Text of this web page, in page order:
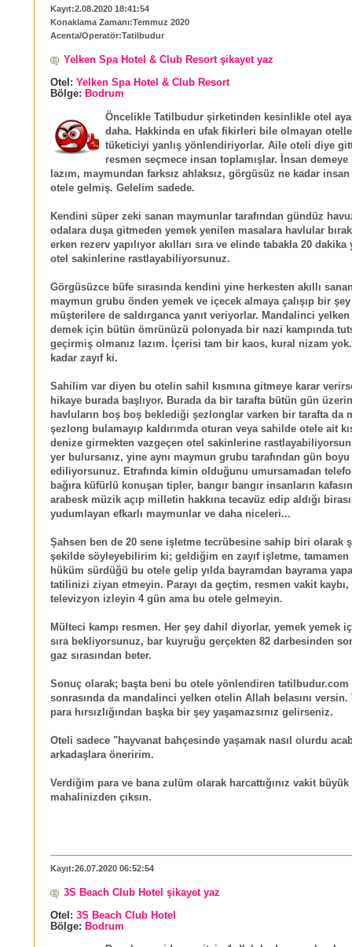
Kayıt:2.08.2020 18:41:54
Konaklama Zamanı:Temmuz 2020
Acenta/Operatör:Tatilbudur
Yelken Spa Hotel & Club Resort şikayet yaz
Otel: Yelken Spa Hotel & Club Resort
Bölge: Bodrum
Öncelikle Tatilbudur şirketinden kesinlikle otel
daha. Hakkinda en ufak fikirleri bile olmayan
tüketiciyi yanlış yönlendiriyorlar. Aile oteli diye
resmen seçmece insan toplamışlar. İnsan
lazım, maymundan farksız ahlaksız, görgüsüz ne kadar
otele gelmiş. Gelelim sadede.
Kendini süper zeki sanan maymunlar tarafından gündüz
odalara duşa gitmeden yemek yenilen masalara havlular
erken rezerv yapılıyor akılları sıra ve elinde tabakla 20 dakika
otel sakinlerine rastlayabiliyorsunuz.
Görgüsüzce büfe sırasında kendini yine herkesten akıllı
maymun grubu önden yemek ve içecek almaya çalışıp bir
müşterilere de saldırganca yanıt veriyorlar. Mandalinci
demek için bütün ömrünüzü polonyada bir nazi kampında
geçirmiş olmanız lazım. İçerisi tam bir kaos, kural nizam
kadar zayıf ki.
Sahilim var diyen bu otelin sahil kısmına gitmeye karar
hikaye burada başlıyor. Burada da bir tarafta bütün gün
havluların boş boş beklediği şezlonglar varken bir tarafta da
şezlong bulamayıp kaldırımda oturan veya sahilde otele ait
denize girmekten vazgeçen otel sakinlerine
yer bulursanız, yine aynı maymun grubu tarafından gün
ediliyorsunuz. Etrafında kimin olduğunu umursamadan
bağıra küfürlü konuşan tipler, bangır bangır insanların
arabesk müzik açıp milletin hakkına tecavüz edip aldığı
yudumlayan efkarlı maymunlar ve daha niceleri...
Şahsen ben de 20 sene işletme tecrübesine sahip biri olarak
şekilde söyleyebilirim ki; geldiğim en zayıf işletme, tamamen
hüküm sürdüğü bu otele gelip yılda bayramdan bayrama
tatilinizi ziyan etmeyin. Parayı da geçtim, resmen vakit kaybı,
televizyon izleyin 4 gün ama bu otele gelmeyin.
Mülteci kampı resmen. Her şey dahil diyorlar, yemek yemek
sıra bekliyorsunuz, bar kuyruğu gerçekten 82 darbesinden
gaz sırasından beter.
Sonuç olarak; başta beni bu otele yönlendiren tatilbudur.com
sonrasında da mandalinci yelken otelin Allah belasını versin.
para hırsızlığından başka bir şey yaşamazsınız gelirseniz.
Oteli sadece "hayvanat bahçesinde yaşamak nasıl olurdu
arkadaşlara öneririm.
Verdiğim para ve bana zulüm olarak harcattığınız vakit büyük
mahalinizden çıksın.
Kayıt:26.07.2020 06:52:54
3S Beach Club Hotel şikayet yaz
Otel: 3S Beach Club Hotel
Bölge: Bodrum